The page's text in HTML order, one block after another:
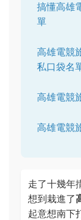
搞懂高雄
單
高雄電競
私口袋名
高雄電競
高雄電競
走了十幾年
想到栽進了
起意想南下